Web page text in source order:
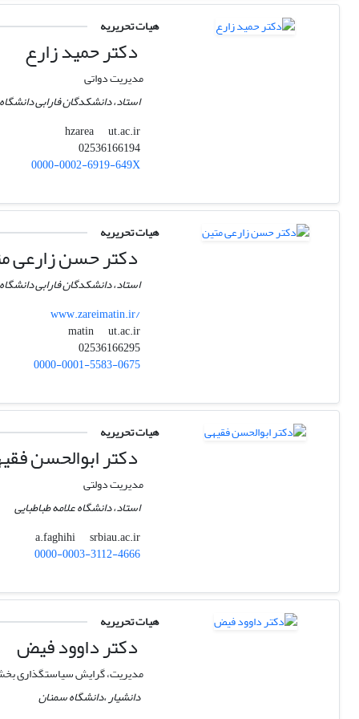
هیات تحریریه
دکتر حمید زارع
مدیریت دواتی
استاد، دانشکدگان فارابی
hzarea
ut.ac.ir
02536166194
0000-0002-6919-649X
هیات تحریریه
دکتر حسن زارعی
استاد، دانشکدگان فارابی
www.zareimatin.ir/
matin
ut.ac.ir
02536166295
0000-0001-5583-0675
هیات تحریریه
دکتر ابوالحسن
مدیریت دولتی
استاد، دانشگاه علامه طباطبایی
a.faghihi
srbiau.ac.ir
0000-0003-3112-4666
هیات تحریریه
دکتر داوود فیض
مدیریت، گرایش سیاستگذاری
دانشیار ،دانشگاه سمنان